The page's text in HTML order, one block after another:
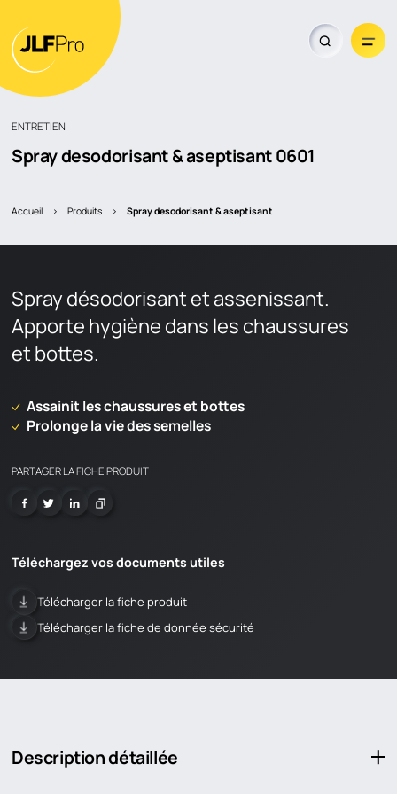
ENTRETIEN
Spray desodorisant & aseptisant0601
Accueil > Produits > spray desodorisant & aseptisant
Spray désodorisant et assenissant.
Apporte hygiène dans les chaussures
et bottes.
Assainit les chaussures et bottes
Prolonge la vie des semelles
PARTAGER LA FICHE PRODUIT
Téléchargez vos documents utiles
Télécharger la fiche produit
Télécharger la fiche de donnée sécurité
Description détaillée